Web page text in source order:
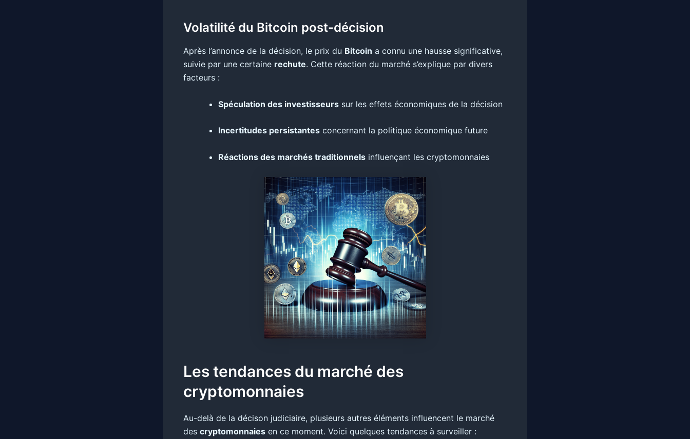
Volatilité du Bitcoin post-décision
Après l’annonce de la décision, le prix du Bitcoin a connu une hausse significative,
suivie par une certaine rechute. Cette réaction du marché s’explique par divers
facteurs :
Spéculation des investisseurs sur les effets économiques de la décision
Incertitudes persistantes concernant la politique économique future
Réactions des marchés traditionnels influençant les cryptomonnaies
Les tendances du marché des
cryptomonnaies
Au-delà de la décison judiciaire, plusieurs autres éléments influencent le marché
des cryptomonnaies en ce moment. Voici quelques tendances à surveiller :